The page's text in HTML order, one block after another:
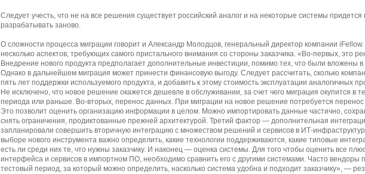
Следует учесть, что не на все решения существует российский аналог и на некоторые системы придется
разрабатывать заново.
О сложности процесса миграции говорит и Александр Молодцов, генеральный директор компании
несколько аспектов, требующих самого пристального внимания со стороны заказчика. «Во-первых, это
Внедрение нового продукта предполагает дополнительные инвестиции, помимо тех, что были вложены
Однако в дальнейшем миграция может принести финансовую выгоду. Следует рассчитать, сколько
пять лет поддержки используемого продукта, и добавить к этому стоимость эксплуатации аналогичных
Не исключено, что новое решение окажется дешевле в обслуживании, за счет чего миграция окупится в
периода или раньше. Во-вторых, перенос данных. При миграции на новое решение потребуется перенос
Это позволит оценить организацию информации в целом. Можно импортировать данные частично,
снять ограничения, продиктованные прежней архитектурой. Третий фактор — дополнительная
запланировали совершить вторичную интеграцию с множеством решений и сервисов в ИТ-
выборе нового инструмента важно определить, какие технологии поддерживаются, какие типовые
есть ли среди них те, что нужны заказчику. И наконец — оценка системы. Для того чтобы оценить все
интерфейса и сервисов в импортном ПО, необходимо сравнить его с другими системами. Часто вендоры
тестовый период, за который можно определить, насколько система удобна и подходит заказчику», —